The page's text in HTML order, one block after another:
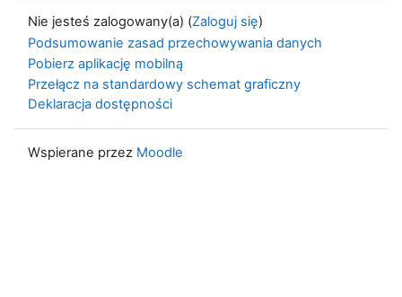
Nie jesteś zalogowany(a) (Zaloguj się)
Podsumowanie zasad przechowywania danych
Pobierz aplikację mobilną
Przełącz na standardowy schemat graficzny
Deklaracja dostępności
Wspierane przez Moodle